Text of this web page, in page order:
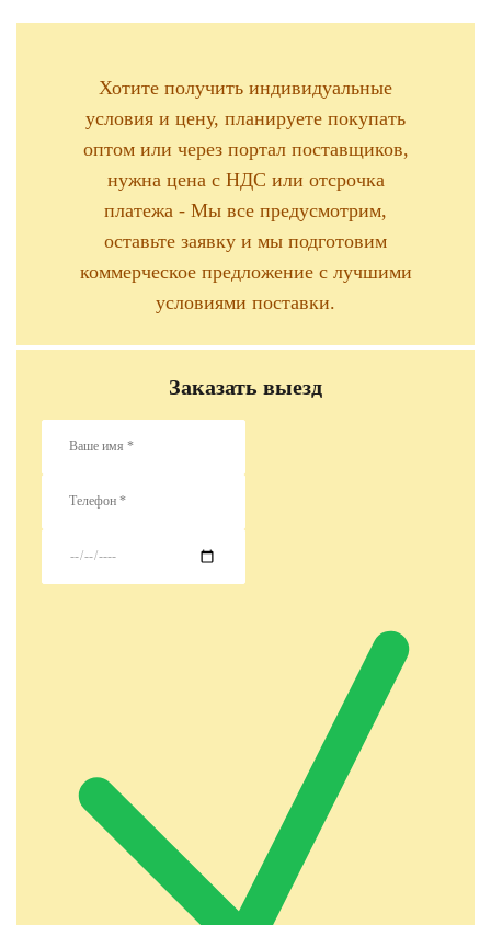
Хотите получить индивидуальные
условия и цену, планируете покупать
оптом или через портал поставщиков,
нужна цена с НДС или отсрочка
платежа - Мы все предусмотрим,
оставьте заявку и мы подготовим
коммерческое предложение с лучшими
условиями поставки.
Заказать выезд